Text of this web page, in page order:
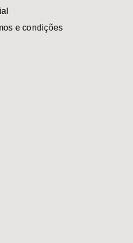
e condições